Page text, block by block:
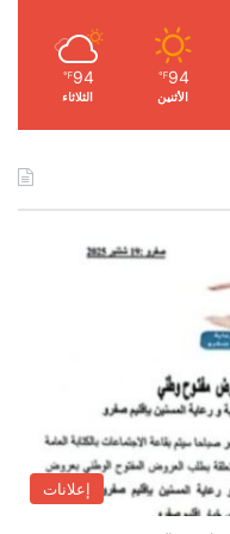
94
℉
الأثنين
94
℉
الثلاثاء
إعلانات